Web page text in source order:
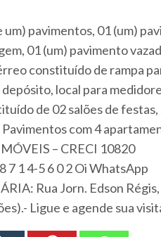
um) pavimentos, 01 (um)
01 (um) pavimento
constituído de rampa
local para
de 02 salões de
Pavimentos com 4
– CRECI 10820
7 1 4-5 6 0 2 Oi WhatsApp
Rua Jorn. Edson
Ligue e agende sua